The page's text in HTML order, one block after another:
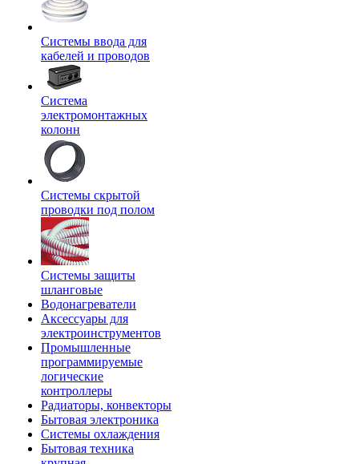
Системы ввода для
кабелей и проводов
Система
электромонтажных
колонн
Системы скрытой
проводки под полом
Системы защиты
шланговые
Водонагреватели
Аксессуары для
электроинструментов
Промышленные
программируемые
логические
контроллеры
Радиаторы, конвекторы
Бытовая электроника
Системы охлаждения
Бытовая техника